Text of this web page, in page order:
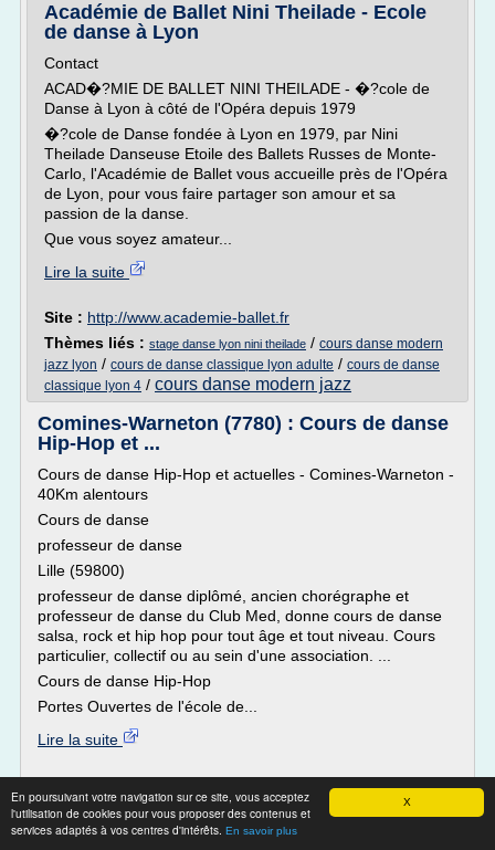
X
En poursuivant votre navigation sur ce site, vous acceptez
l'utilisation de cookies pour vous proposer des contenus et
services adaptés à vos centres d'intérêts. En savoir plus
Académie de Ballet Nini Theilade - Ecole
de danse à Lyon
Contact
ACAD�?MIE DE BALLET NINI THEILADE - �?cole de
Danse à Lyon à côté de l'Opéra depuis 1979
�?cole de Danse fondée à Lyon en 1979, par Nini
Theilade Danseuse Etoile des Ballets Russes de Monte-
Carlo, l'Académie de Ballet vous accueille près de l'Opéra
de Lyon, pour vous faire partager son amour et sa
passion de la danse.
Que vous soyez amateur...
Lire la suite
Site : http://www.academie-ballet.fr
Thèmes liés : stage danse lyon nini theilade / cours danse modern
jazz lyon / cours de danse classique lyon adulte / cours de danse
classique lyon 4 / cours danse modern jazz
Comines-Warneton (7780) : Cours de danse
Hip-Hop et ...
Cours de danse Hip-Hop et actuelles - Comines-Warneton -
40Km alentours
Cours de danse
professeur de danse
Lille (59800)
professeur de danse diplômé, ancien chorégraphe et
professeur de danse du Club Med, donne cours de danse
salsa, rock et hip hop pour tout âge et tout niveau. Cours
particulier, collectif ou au sein d'une association. ...
Cours de danse Hip-Hop
Portes Ouvertes de l'école de...
Lire la suite
Thèmes liés :concours de danse hip hop 2015 /
marais hip hop/diplome d'etat danse hip hop